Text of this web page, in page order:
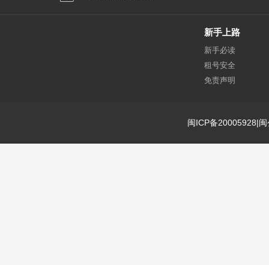
新手上路
新手必读
租号安全
免责声明
闽ICP备20005928|